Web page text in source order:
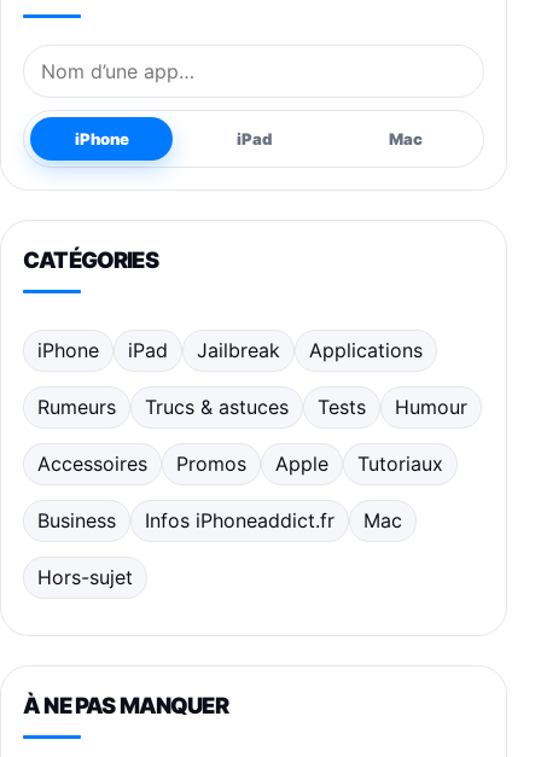
Nom de l’application
iPhone iPad Mac
CATÉGORIES
iPhone iPad Jailbreak Applications
Rumeurs Trucs & astuces Tests Humour
Accessoires Promos Apple Tutoriaux
Business Infos iPhoneaddict.fr Mac
Hors-sujet
À NE PAS MANQUER